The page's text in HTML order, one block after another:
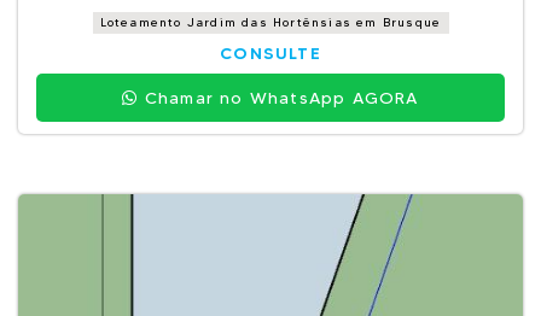
Loteamento Jardim das Hortênsias em Brusque
CONSULTE
Chamar no WhatsApp AGORA